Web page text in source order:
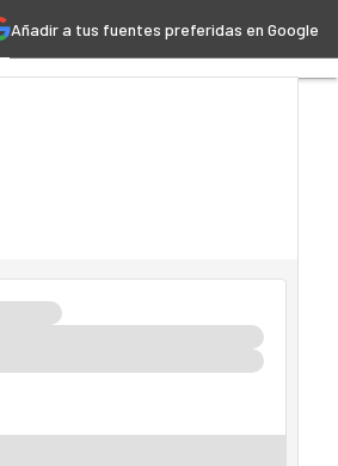
Añadir a tus fuentes preferidas en Google